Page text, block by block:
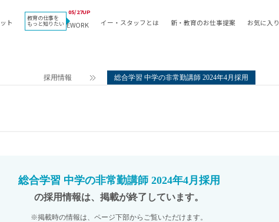
情報教員
家庭科教員
常勤講師
正社員
契約社員
ト
教育の仕事を
もっと知りたい
05/27UP
EWORK
イー・スタッフとは 新・教育のお仕事提案 お気に入り
採用情報 総合学習 中学の非常勤講師 2024年4月採用
総合学習 中学の非常勤講師 2024年4月採用
の採用情報は、掲載が終了しています。
※掲載時の情報は、ページ下部からご覧いただけます。